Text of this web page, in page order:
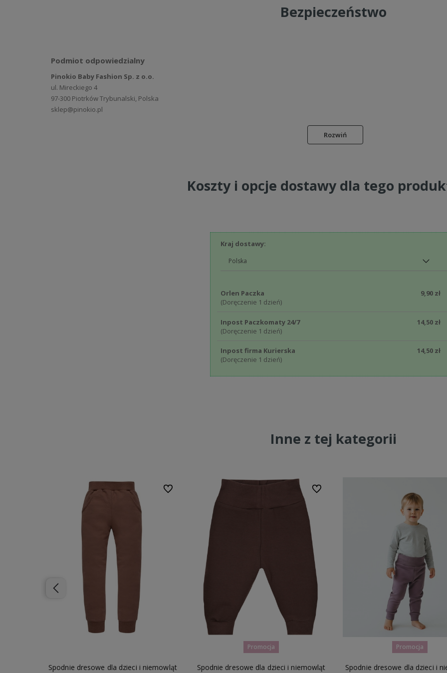
Bezpieczeństwo
Podmiot odpowiedzialny
Pinokio Baby Fashion Sp. z o.o.
ul. Mireckiego 4
97-300 Piotrków Trybunalski, Polska
sklep@pinokio.pl
Rozwiń
Koszty i opcje dostawy dla tego
Kraj dostawy:
Orlen Paczka
(Doręczenie 1 dzień)
9,90 zł
Inpost Paczkomaty 24/7
(Doręczenie 1 dzień)
14,50 zł
Inpost firma Kurierska
(Doręczenie 1 dzień)
14,50 zł
Inne z tej kategorii
Spodnie dresowe dla dzieci i niemowląt
Do ulubionych
Promocja
Spodnie dresowe dla dzieci i niemowląt
Do ulubionych
Promocja
Spodnie dresowe dla dzieci i